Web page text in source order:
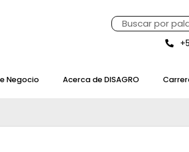
Negocio Acerca de DISAGRO